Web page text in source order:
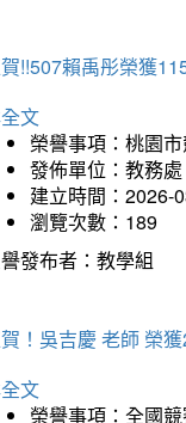
!!507賴禹彤榮獲
文
榮譽事項：桃園
發佈單位：教務處
建立時間：2026-
瀏覽次數：189
發布者：教學組
！吳吉慶 老師 榮
文
榮譽事項：全國